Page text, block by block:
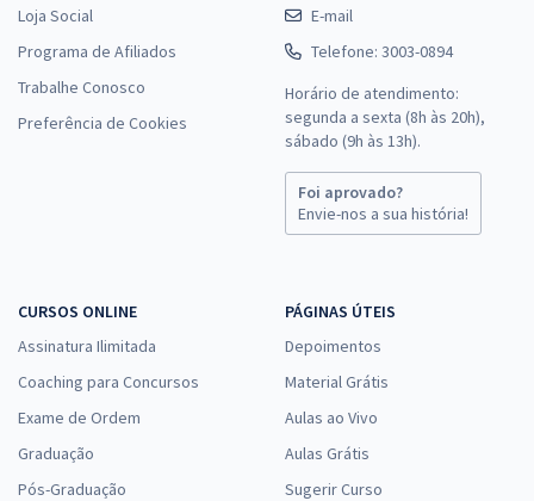
Loja Social
Programa de Afiliados
Trabalhe Conosco
Preferência de Cookies
E-mail
Telefone: 3003-0894
Horário de atendimento:
segunda a sexta (8h às 20h),
sábado (9h às 13h).
Foi aprovado?
Envie-nos a sua história!
CURSOS ONLINE
Assinatura Ilimitada
Coaching para Concursos
Exame de Ordem
Graduação
Pós-Graduação
PÁGINAS ÚTEIS
Depoimentos
Material Grátis
Aulas ao Vivo
Aulas Grátis
Sugerir Curso